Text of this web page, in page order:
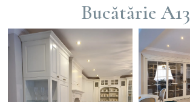
Bucătărie A13